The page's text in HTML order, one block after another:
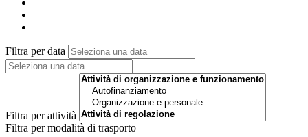
Filtra per data
Filtra per attività
Filtra per modalità di trasporto